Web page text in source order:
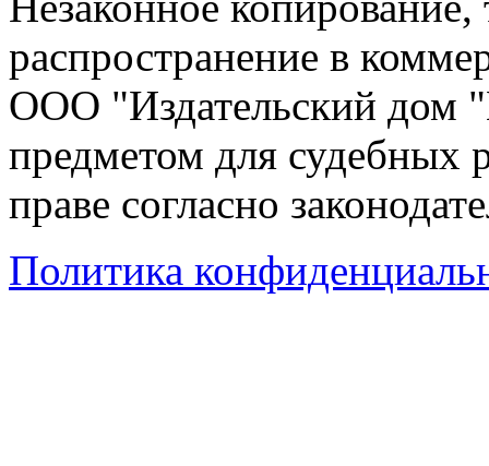
распространение в
ООО "Издательский дом
предметом для судебных
праве согласно
Политика